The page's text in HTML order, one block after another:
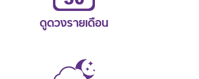
ดูดวงรายเดือน